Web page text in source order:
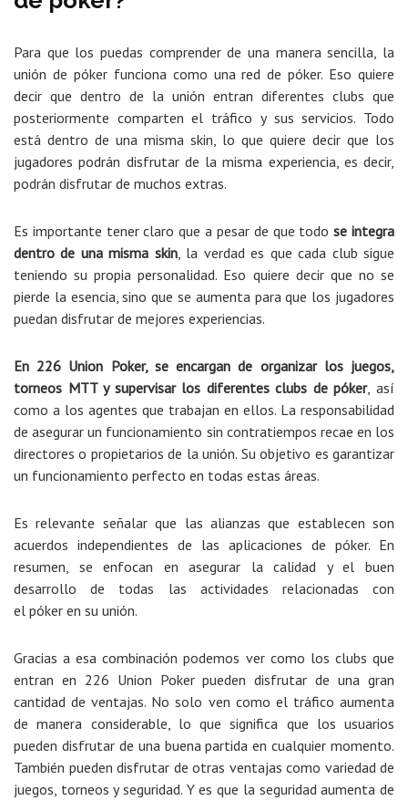
Para que los puedas comprender de una manera sencilla, la
unión de póker funciona como una red de póker. Eso quiere
decir que dentro de la unión entran diferentes clubs que
posteriormente comparten el tráfico y sus servicios. Todo
está dentro de una misma skin, lo que quiere decir que los
jugadores podrán disfrutar de la misma experiencia, es decir,
podrán disfrutar de muchos extras.
Es importante tener claro que a pesar de que todo se integra
dentro de una misma skin, la verdad es que cada club sigue
teniendo su propia personalidad. Eso quiere decir que no se
pierde la esencia, sino que se aumenta para que los jugadores
puedan disfrutar de mejores experiencias.
En 226 Union Poker, se encargan de organizar los juegos,
torneos MTT y supervisar los diferentes clubs de póker, así
como a los agentes que trabajan en ellos. La responsabilidad
de asegurar un funcionamiento sin contratiempos recae en los
directores o propietarios de la unión. Su objetivo es garantizar
un funcionamiento perfecto en todas estas áreas.
Es relevante señalar que las alianzas que establecen son
acuerdos independientes de las aplicaciones de póker. En
resumen, se enfocan en asegurar la calidad y el buen
desarrollo de todas las actividades relacionadas con
el póker en su unión.
Gracias a esa combinación podemos ver como los clubs que
entran en 226 Union Poker pueden disfrutar de una gran
cantidad de ventajas. No solo ven como el tráfico aumenta
de manera considerable, lo que significa que los usuarios
pueden disfrutar de una buena partida en cualquier momento.
También pueden disfrutar de otras ventajas como variedad de
juegos, torneos y seguridad. Y es que la seguridad aumenta de